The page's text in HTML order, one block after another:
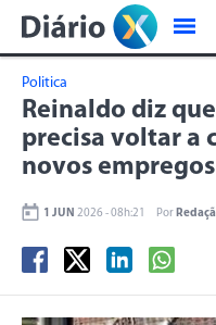
Politica
Reinaldo diz
precisa voltar a
novos empregos
1 JUN 2026 - 08h:21 Por